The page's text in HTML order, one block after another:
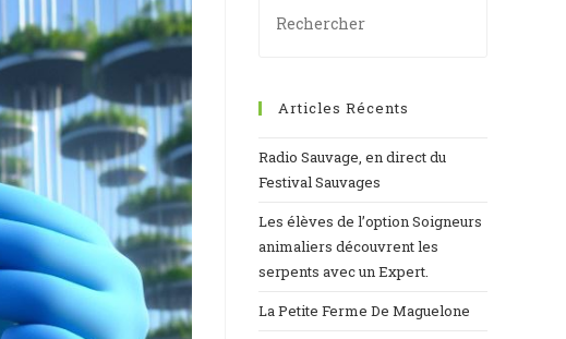
Articles Récents
Radio Sauvage, en direct du
Festival Sauvages
Les élèves de l’option Soigneurs
animaliers découvrent les
serpents avec un Expert.
La Petite Ferme De Maguelone